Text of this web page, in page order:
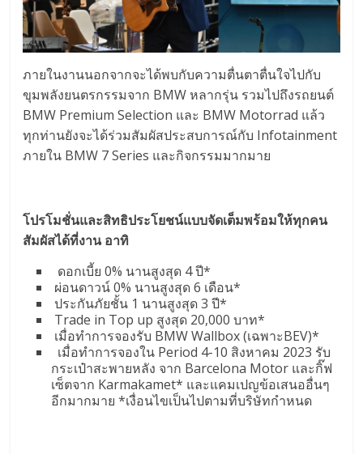
ภายในงานนอกจากจะได้พบกับความตื่นตาตื่นใจไปกับ
ขุมพลังยนตรกรรมจาก BMW หลากรุ่น รวมไปถึงรถยนต์
BMW Premium Selection และ BMW Motorrad แล้ว
ทุกท่านยังจะได้ร่วมสัมผัสประสบการณ์กับ Infotainment
ภายใน BMW 7 Series และกิจกรรมมากมาย
โปรโมชั่นและสิทธิประโยชน์แบบจัดเต็มพร้อมให้ทุกคน
สัมผัสได้ที่งาน อาทิ
ดอกเบี้ย 0% นานสูงสุด 4 ปี*
ผ่อนดาวน์ 0% นานสูงสุด 6 เดือน*
ประกันภัยชั้น 1 นานสูงสุด 3 ปี*
Trade in Top up สูงสุด 20,000 บาท*
เมื่อทำการจองรับ BMW Wallbox (เฉพาะBEV)*
เมื่อทำการจองใน Period 4-10 สิงหาคม 2023 รับ
กระเป๋าสะพายหลัง จาก Barcelona Motor และกิ๊ฟ
เซ็ตจาก Karmakamet* และแคมเปญข้อเสนออื่นๆ
อีกมากมาย *เงื่อนไขเป็นไปตามที่บริษัทกำหนด